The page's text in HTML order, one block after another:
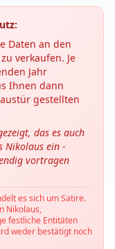
Daten an den
verkaufen. Je
Jahr
Ihnen dann
gestellten
das es auch
Nikolaus ein -
vortragen
es sich um Satire.
Nikolaus,
festliche Entitäten
weder bestätigt noch